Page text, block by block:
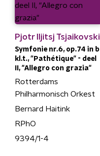
Pjotr Iljitsj Tsjaikovski
Symfonie nr.6, op.74 in b
kl.t., "Pathétique" - deel
II, "Allegro con grazia"
Rotterdams
Philharmonisch Orkest
Bernard Haitink
RPhO
9394/1-4